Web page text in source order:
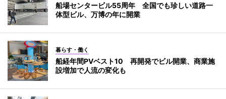
船場センタービル55周年 全国でも珍しい道路一
体型ビル、万博の年に開業
暮らす・働く
船経年間PVベスト10 再開発でビル開業、商業施
設増加で人流の変化も